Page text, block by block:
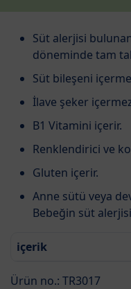
Süt alerjisi
döneminde tam
Süt bileşeni
İlave şeker
B1 Vitamini içerir.
Renklendirici ve
Gluten içerir.
Anne sütü veya
Bebeğin süt
içerik
Ürün no.: TR3017